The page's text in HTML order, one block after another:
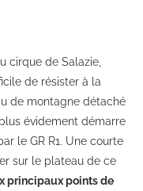
cirque de Salazie,
de résister à la
de montagne détaché
évidement démarre
le GR R1. Une courte
sur le plateau de ce
principaux points de